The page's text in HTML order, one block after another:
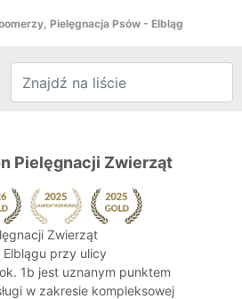
Pielęgnacja Psów - Elbląg
Pielęgnacji Zwierząt
Zwierząt
przy ulicy
1b jest uznanym punktem
w zakresie kompleksowej